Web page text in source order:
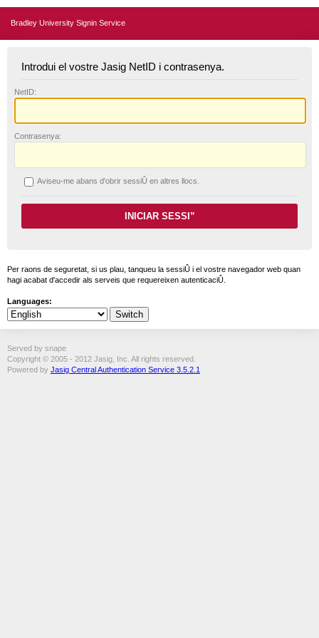
Bradley University Signin Service
Introdui el vostre Jasig NetID i contrasenya.
NetID:
Contrasenya:
Aviseu-me abans d'obrir sessiÛ en altres llocs.
Per raons de seguretat, si us plau, tanqueu la sessiÛ i el vostre navegador web quan
hagi acabat d'accedir als serveis que requereixen autenticaciÛ.
Languages:
Served by snape
Copyright © 2005 - 2012 Jasig, Inc. All rights reserved.
Powered by Jasig Central Authentication Service 3.5.2.1